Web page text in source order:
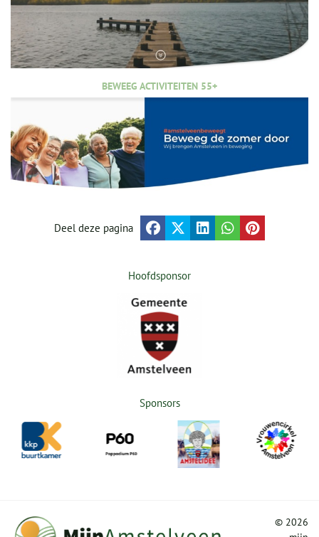
BEWEEG ACTIVITEITEN 55+
Deel deze pagina
Hoofdsponsor
Sponsors
© 2026